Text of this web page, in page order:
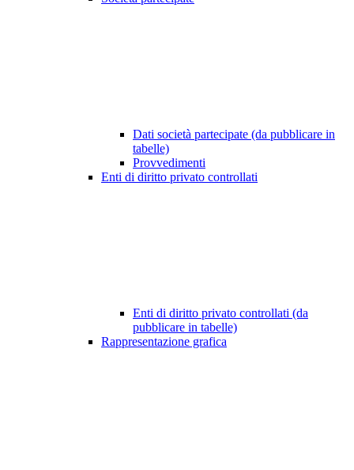
Dati società partecipate (da pubblicare in
tabelle)
Provvedimenti
Enti di diritto privato controllati
Enti di diritto privato controllati (da
pubblicare in tabelle)
Rappresentazione grafica